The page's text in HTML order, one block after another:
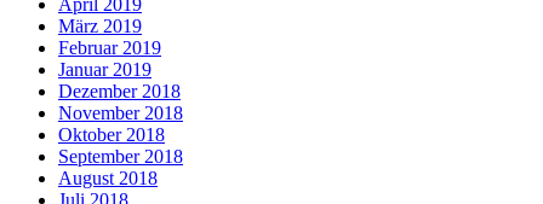
April 2019
März 2019
Februar 2019
Januar 2019
Dezember 2018
November 2018
Oktober 2018
September 2018
August 2018
Juli 2018